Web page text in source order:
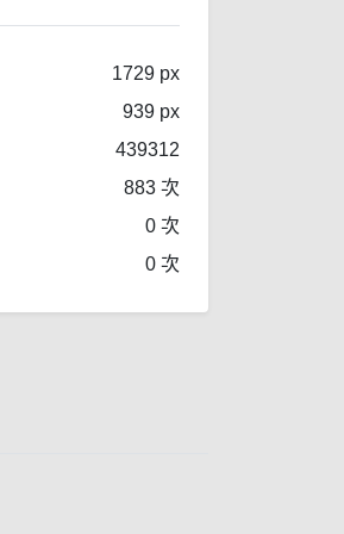
1729 px
939 px
439312
883 次
0 次
0 次